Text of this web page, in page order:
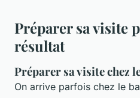
Préparer sa visite
résultat
Préparer sa visite chez
On arrive parfois chez le